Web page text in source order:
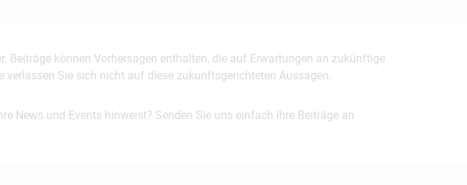
können Vorhersagen enthalten, die auf Erwartungen an zukünftige
verlassen Sie sich nicht auf diese zukunftsgerichteten Aussagen.
News und Events hinweist? Senden Sie uns einfach Ihre Beiträge an